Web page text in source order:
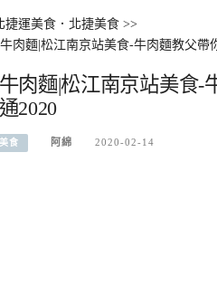
捷運美食．北捷美食 >>
肉麵|松江南京站美食-牛肉麵教父
肉麵|松江南京站美食
2020
食 阿綿 2020-02-14